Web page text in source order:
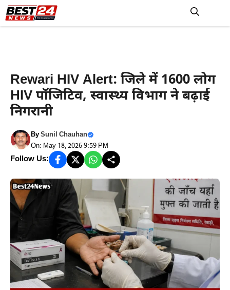
Skip
to
Rewari HIV Alert: जिले में 1600 लोग
HIV पॉजिटिव, स्वास्थ्य विभाग ने बढ़ाई
निगरानी
BySunil Chauhan
On: May 18, 2026 9:59 PM
Follow Us: